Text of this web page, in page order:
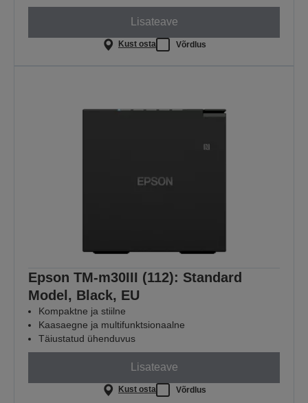
Lisateave
Kust osta Võrdlus
Epson TM-m30III (112): Standard
Model, Black, EU
Kompaktne ja stiilne
Kaasaegne ja multifunktsionaalne
Täiustatud ühenduvus
Lisateave
Kust osta Võrdlus